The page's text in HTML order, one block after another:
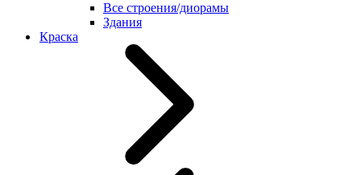
Все строения/диорамы
Здания
Краска